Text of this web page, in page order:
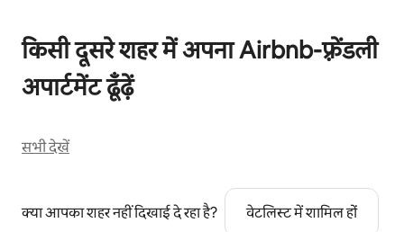
किसी दूसरे शहर में अपना Airbnb-फ़्रेंडली
अपार्टमेंट ढूँढ़ें
सभी देखें
क्या आपका शहर नहीं दिखाई दे रहा है? वेटलिस्ट में शामिल हों